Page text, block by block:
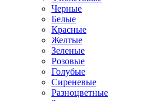
Черные
Белые
Красные
Желтые
Зеленые
Розовые
Голубые
Сиреневые
Разноцветные